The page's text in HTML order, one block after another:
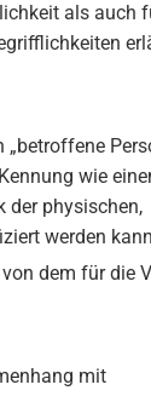
als auch
wie
der physischen,
werden
dem für die
mit